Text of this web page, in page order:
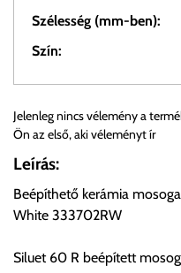
Szélesség (mm-ben):
Szín:
Személyes átvétel:
Önnek lehetősége van
ingyenesen átvenni
előre egyeztetett
Jelenleg nincs vélemény a
Ön az első, aki véleményt ír
Leírás:
Beépíthető kerámia
White 333702RW
Siluet 60 R beépített